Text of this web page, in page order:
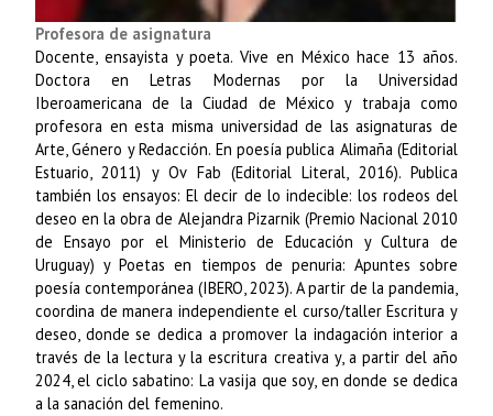
Profesora de asignatura
Docente, ensayista y poeta. Vive en México hace 13 años.
Doctora en Letras Modernas por la Universidad
Iberoamericana de la Ciudad de México y trabaja como
profesora en esta misma universidad de las asignaturas de
Arte, Género y Redacción. En poesía publica Alimaña (Editorial
Estuario, 2011) y Ov Fab (Editorial Literal, 2016). Publica
también los ensayos: El decir de lo indecible: los rodeos del
deseo en la obra de Alejandra Pizarnik (Premio Nacional 2010
de Ensayo por el Ministerio de Educación y Cultura de
Uruguay) y Poetas en tiempos de penuria: Apuntes sobre
poesía contemporánea (IBERO, 2023). A partir de la pandemia,
coordina de manera independiente el curso/taller Escritura y
deseo, donde se dedica a promover la indagación interior a
través de la lectura y la escritura creativa y, a partir del año
2024, el ciclo sabatino: La vasija que soy, en donde se dedica
a la sanación del femenino.